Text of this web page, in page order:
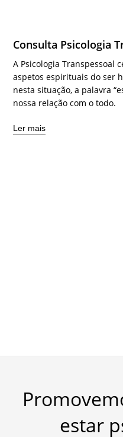
Consulta Psicologia
A Psicologia Transpessoal
aspetos espirituais do ser
nesta situação, a palavra
nossa relação com o todo.
Ler mais
estar